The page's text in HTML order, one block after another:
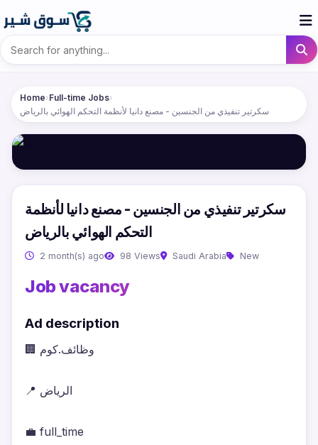
Home›Full-time Jobs›
سكرتير تنفيذي من الجنسين - مصنع دانيا لأنظمة التحكم الهوائي بالرياض
سكرتير تنفيذي من الجنسين - مصنع دانيا لأنظمة
التحكم الهوائي بالرياض
2 month(s) ago 98 Views Saudi Arabia New
Job vacancy
Ad description
🏢 وظائف.كوم
📍 الرياض
💼 full_time